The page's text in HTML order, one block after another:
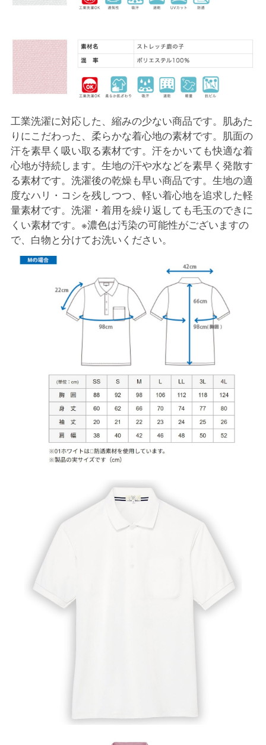
工業洗濯に対応した、縮みの少ない商品です。肌あた
りにこだわった、柔らかな着心地の素材です。肌面の
汗を素早く吸い取る素材です。汗をかいても快適な着
心地が持続します。生地の汗や水などを素早く発散す
る素材です。洗濯後の乾燥も早い商品です。生地の適
度なハリ・コシを残しつつ、軽い着心地を追求した軽
量素材です。洗濯・着用を繰り返しても毛玉のできに
くい素材です。※濃色は汚染の可能性がございますの
で、白物と分けてお洗いください。